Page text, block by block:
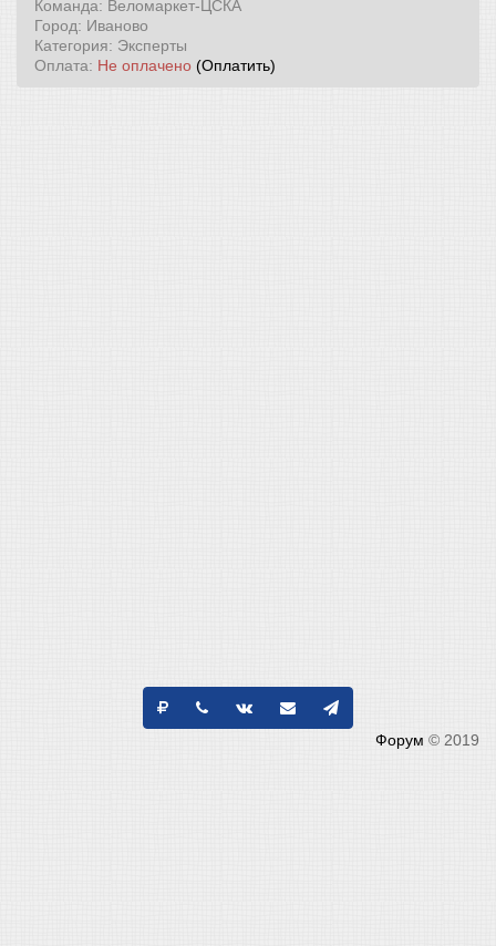
Команда: Веломаркет-ЦСКА
Город: Иваново
Категория: Эксперты
Оплата: Не оплачено (Оплатить)
Форум © 2019